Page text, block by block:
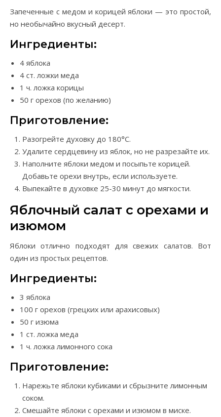
Запеченные с медом и корицей яблоки — это простой,
но необычайно вкусный десерт.
Ингредиенты:
4 яблока
4 ст. ложки меда
1 ч. ложка корицы
50 г орехов (по желанию)
Приготовление:
Разогрейте духовку до 180°C.
Удалите сердцевину из яблок, но не разрезайте их.
Наполните яблоки медом и посыпьте корицей.
Добавьте орехи внутрь, если используете.
Выпекайте в духовке 25-30 минут до мягкости.
Яблочный салат с орехами и
изюмом
Яблоки отлично подходят для свежих салатов. Вот
один из простых рецептов.
Ингредиенты:
3 яблока
100 г орехов (грецких или арахисовых)
50 г изюма
1 ст. ложка меда
1 ч. ложка лимонного сока
Приготовление:
Нарежьте яблоки кубиками и сбрызните лимонным
соком.
Смешайте яблоки с орехами и изюмом в миске.